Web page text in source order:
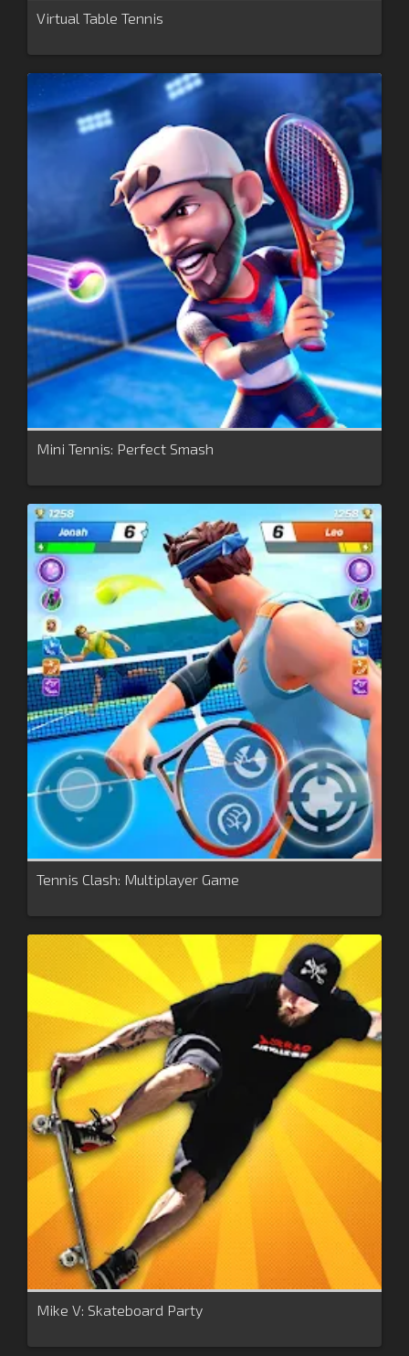
Virtual Table Tennis
Mini Tennis: Perfect Smash
Tennis Clash: Multiplayer Game
Mike V: Skateboard Party